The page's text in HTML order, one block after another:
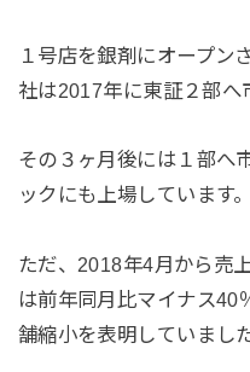
１号店を銀剤にオープン
社は2017年に東証２部へ
その３ヶ月後には１部へ
ックにも上場しています。
ただ、2018年4月から売
は前年同月比マイナス40
舗縮小を表明していました